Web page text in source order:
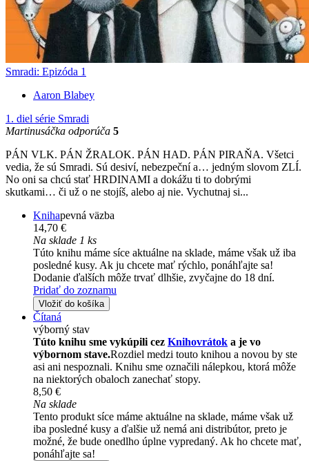
Smradi: Epizóda 1
Aaron Blabey
1. diel série Smradi
Martinusáčka odporúča 5
PÁN VLK. PÁN ŽRALOK. PÁN HAD. PÁN PIRAŇA. Všetci
vedia, že sú Smradi. Sú desiví, nebezpeční a… jedným slovom ZLÍ.
No oni sa chcú stať HRDINAMI a dokážu ti to dobrými
skutkami… či už o ne stojíš, alebo aj nie. Vychutnaj si...
Knihapevná väzba
14,70 €
Na sklade 1 ks
Túto knihu máme síce aktuálne na sklade, máme však už iba
posledné kusy. Ak ju chcete mať rýchlo, ponáhľajte sa!
Dodanie ďalších môže trvať dlhšie, zvyčajne do 18 dní.
Pridať do zoznamu
Vložiť do košíka
Čítaná
výborný stav
Túto knihu sme vykúpili cez Knihovrátok a je vo
výbornom stave.Rozdiel medzi touto knihou a novou by ste
asi ani nespoznali. Knihu sme označili nálepkou, ktorá môže
na niektorých obaloch zanechať stopy.
8,50 €
Na sklade
Tento produkt síce máme aktuálne na sklade, máme však už
iba posledné kusy a ďalšie už nemá ani distribútor, preto je
možné, že bude onedlho úplne vypredaný. Ak ho chcete mať,
ponáhľajte sa!